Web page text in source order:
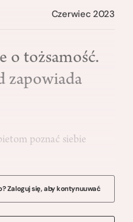
Czerwiec 2023
o tożsamość.
zapowiada
poznać siebie
Zaloguj się, aby kontynuuwać